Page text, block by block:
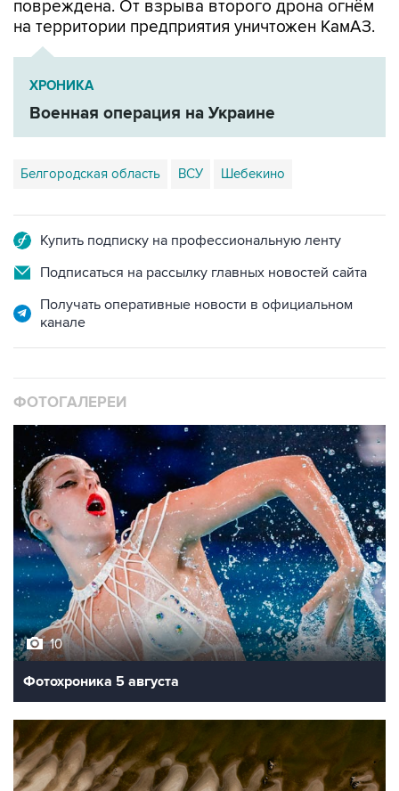
повреждена. От взрыва второго дрона огнём
на территории предприятия уничтожен КамАЗ.
ХРОНИКА
Военная операция на Украине
Белгородская область ВСУ Шебекино
Купить подписку на профессиональную ленту
Подписаться на рассылку главных новостей сайта
Получать оперативные новости в официальном
канале
ФОТОГАЛЕРЕИ
10
Фотохроника 5 августа